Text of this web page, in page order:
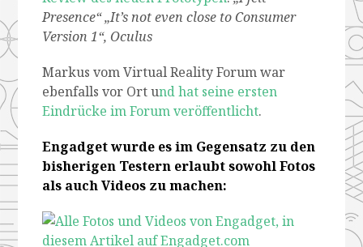
Presence“ „It’s not even close to Consumer
Version 1“, Oculus
Markus vom Virtual Reality Forum war
ebenfalls vor Ort und hat seine ersten
Eindrücke im Forum veröffentlicht.
Engadget wurde es im Gegensatz zu den
bisherigen Testern erlaubt sowohl Fotos
als auch Videos zu machen: